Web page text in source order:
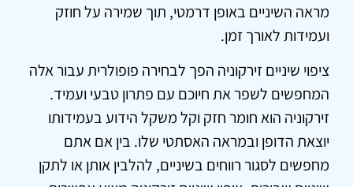
מראה השיניים באופן דרמטי, תוך שמירה על חוזק
ועמידות לאורך זמן.
ציפוי שיניים זירקוניה הפך לבחירה פופולרית עבור אלה
המחפשים לשפר את חיוכם עם פתרון טבעי ועמיד.
זירקוניה הוא חומר חזק וקל משקל הידוע בעמידותו
יוצאת הדופן ובמראה האסתטי שלו. בין אם אתם
מחפשים לסגור רווחים בשיניים, להלבין אותן או לתקן